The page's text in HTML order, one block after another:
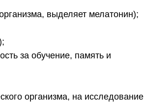
выделяет мелатонин);
за обучение, память и
организма, на исследование